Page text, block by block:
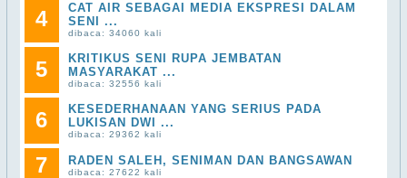
4
CAT AIR SEBAGAI MEDIA EKSPRESI DALAM
SENI ...
dibaca: 34060 kali
5
KRITIKUS SENI RUPA JEMBATAN
MASYARAKAT ...
dibaca: 32556 kali
6
KESEDERHANAAN YANG SERIUS PADA
LUKISAN DWI ...
dibaca: 29362 kali
7 RADEN SALEH, SENIMAN DAN BANGSAWAN
dibaca: 27622 kali